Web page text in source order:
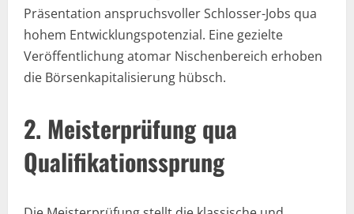
Präsentation anspruchsvoller Schlosser-Jobs qua
hohem Entwicklungspotenzial. Eine gezielte
Veröffentlichung atomar Nischenbereich erhoben
die Börsenkapitalisierung hübsch.
2. Meisterprüfung qua
Qualifikationssprung